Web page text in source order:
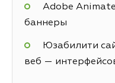
Adobe
баннеры
Юзабилити
веб —